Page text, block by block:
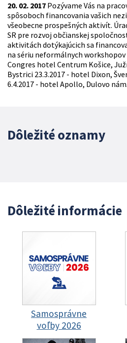
20. 02. 2017 Pozývame Vás na
spôsoboch financovania vašich
všeobecne prospešných aktivít.
SR pre rozvoj občianskej
aktivitách dotýkajúcich sa
na sériu neformálnych workshopov
Congres hotel Centrum Košice,
Bystrici 23.3.2017 - hotel Dixon,
6.4.2017 - hotel Apollo, Dulovo nám.
Dôležité oznamy
Dôležité informácie
Samosprávne
voľby 2026